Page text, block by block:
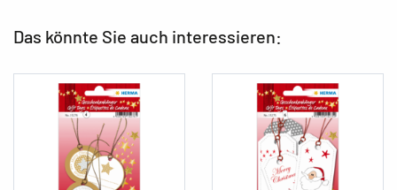
Das könnte Sie auch interessieren: